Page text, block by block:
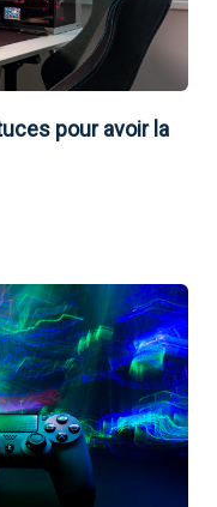
pour avoir la